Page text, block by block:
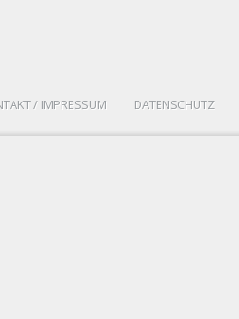
/ IMPRESSUM DATENSCHUTZ